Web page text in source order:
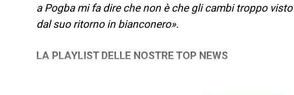
a Pogba mi fa dire che non è che gli cambi troppo
dal suo ritorno in bianconero».
LA PLAYLIST DELLE NOSTRE TOP NEWS